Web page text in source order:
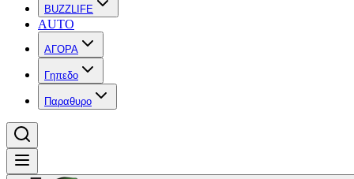
BUZZLIFE
AUTO
ΑΓΟΡΑ
Γηπεδο
Παραθυρο